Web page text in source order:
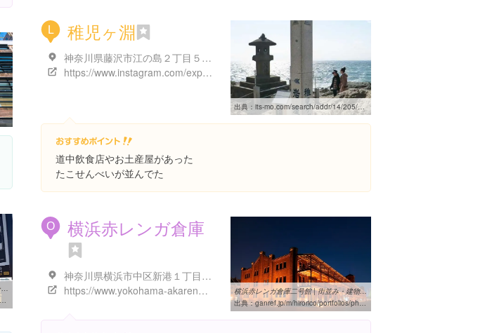
L 稚児ヶ淵
神奈川県藤沢市江の島２丁目５-２
https://www.instagram.com/explore/locations/265536644
出典： its-mo.com/search/addr/14/205/006/002/00005/00005
道中飲食店やお土産屋があった
たこせんべいが並んでた
みなとみらいで食事＆温泉 | 東京でキャンピングカーライフ
O 横浜赤レンガ倉庫
神奈川県横浜市中区新港１丁目１-１
https://www.yokohama-akarenga.jp/
横浜赤レンガ倉庫二号館 | 街並み・建物 ＞ 夜景の写真 | GANREF
出典：ganref.jp/m/hirorico/portfolios/photo_detail/b47818a85e915389b3af61e1a63c4727